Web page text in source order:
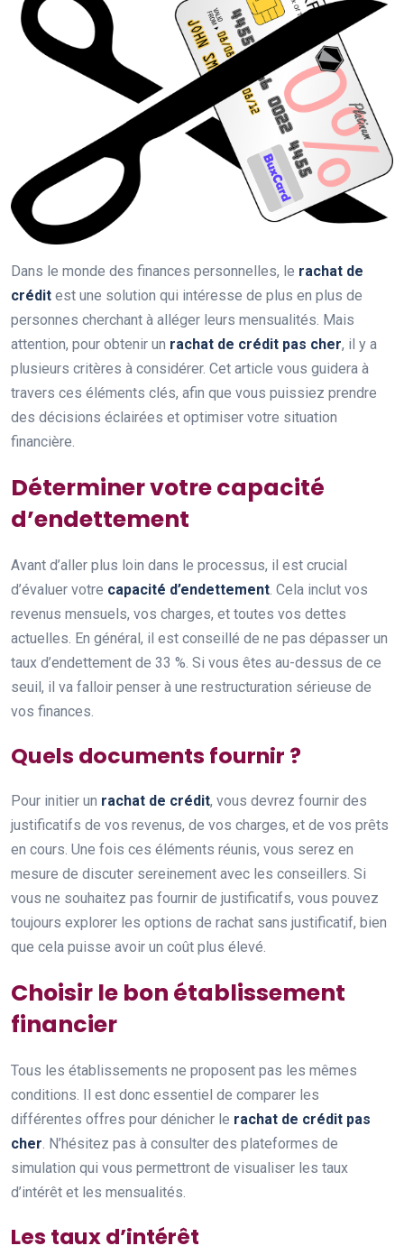
Dans le monde des finances personnelles, le rachat de
crédit est une solution qui intéresse de plus en plus de
personnes cherchant à alléger leurs mensualités. Mais
attention, pour obtenir un rachat de crédit pas cher, il y a
plusieurs critères à considérer. Cet article vous guidera à
travers ces éléments clés, afin que vous puissiez prendre
des décisions éclairées et optimiser votre situation
financière.
Déterminer votre capacité
d’endettement
Avant d’aller plus loin dans le processus, il est crucial
d’évaluer votre capacité d’endettement . Cela inclut vos
revenus mensuels, vos charges, et toutes vos dettes
actuelles. En général, il est conseillé de ne pas dépasser un
taux d’endettement de 33 %. Si vous êtes au-dessus de ce
seuil, il va falloir penser à une restructuration sérieuse de
vos finances.
Quels documents fournir ?
Pour initier un rachat de crédit, vous devrez fournir des
justificatifs de vos revenus, de vos charges, et de vos prêts
en cours. Une fois ces éléments réunis, vous serez en
mesure de discuter sereinement avec les conseillers. Si
vous ne souhaitez pas fournir de justificatifs, vous pouvez
toujours explorer les options de rachat sans justificatif, bien
que cela puisse avoir un coût plus élevé.
Choisir le bon établissement
financier
Tous les établissements ne proposent pas les mêmes
conditions. Il est donc essentiel de comparer les
différentes offres pour dénicher le rachat de crédit pas
cher . N’hésitez pas à consulter des plateformes de
simulation qui vous permettront de visualiser les taux
d’intérêt et les mensualités.
Les taux d’intérêt